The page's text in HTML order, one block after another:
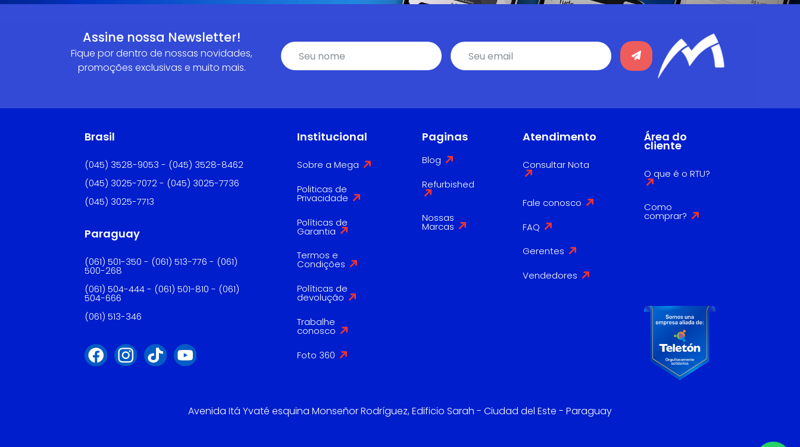
Assine nossa Newsletter!
Fique por dentro de nossas novidades,
promoções exclusivas e muito mais.
Brasil
(045) 3528-9053 - (045) 3528-8462
(045) 3025-7072 - (045) 3025-7736
(045) 3025-7713
Paraguay
(061) 501-350 - (061) 513-776 - (061)
500-268
(061) 504-444 - (061) 501-810 - (061)
504-666
(061) 513-346
Institucional
Sobre a Mega
Politicas de
Privacidade
Políticas de
Garantia
Termos e
Condições
Políticas de
devolução
Trabalhe
conosco
Foto 360
Paginas
Blog
Refurbished
Nossas
Marcas
Atendimento
Consultar Nota
Fale conosco
FAQ
Gerentes
Vendedores
Área do
cliente
O que é o RTU?
Como
comprar?
Avenida Itá Yvaté esquina Monseñor Rodríguez, Edificio Sarah - Ciudad del Este - Paraguay